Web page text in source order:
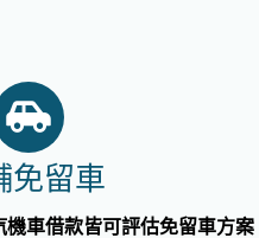
免留車
車借款皆可評估免留車方案